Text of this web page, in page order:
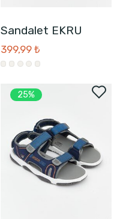
Sandalet EKRU
399,99 ₺
25%